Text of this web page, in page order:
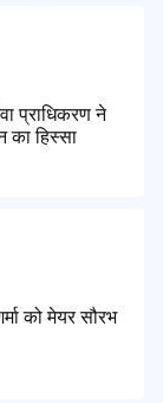
प्राधिकरण ने
का हिस्सा
को मेयर सौरभ